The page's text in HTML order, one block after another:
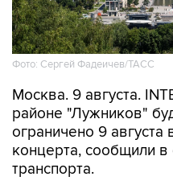
Фото: Сергей Фадеичев/ТАСС
Москва. 9 августа.
районе "Лужников"
ограничено 9
концерта, сообщили в
транспорта.